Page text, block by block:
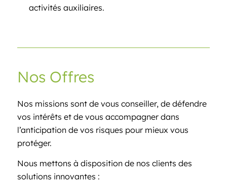
activités auxiliaires.
Nos Offres
Nos missions sont de vous conseiller, de défendre
vos intérêts et de vous accompagner dans
l’anticipation de vos risques pour mieux vous
protéger.
Nous mettons à disposition de nos clients des
solutions innovantes :